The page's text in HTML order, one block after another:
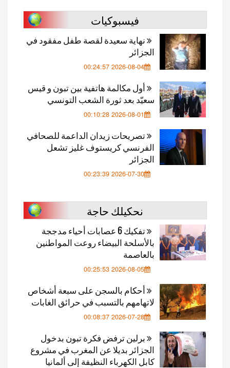
فيسبوكيات
نهاية سعيدة لقصة طفل مفقود في
الجزائر
2026-08-04 00:24:57
أول مكالمة هاتفية بين تبون و قيس
سعيّد بعد ثورة الشعب التونسي
2026-08-01 00:10:28
تصريحات زيدان الداعمة للصحافي
الفرنسي كريستوف غليز تشعل
الجزائر
2026-07-30 00:23:39
نحكيلك حاجة
تفكيك 6 عصابات أحياء مدججة
بالأسلحة البيضاء روعت المواطنين
بالعاصمة
2026-08-05 00:25:53
أحكام بالسجن على سبعة أشخاص
لاتهامهم بالتسبب في حرائق الغابات
2026-07-28 00:08:37
برلين ترفض فكرة تبون بدخول
الجزائر بديلا عن المغرب في مشروع
كابل الكهرباء النظيفة إلى ألمانيا